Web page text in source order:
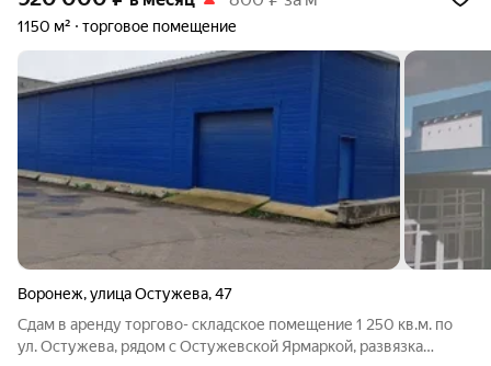
1150 м² торговое помещение
Воронеж,улица Остужева,47
Сдам в аренду торгово- складское помещение 1 250 кв.м. по
ул. Остужева, рядом с Остужевской Ярмаркой, развязка